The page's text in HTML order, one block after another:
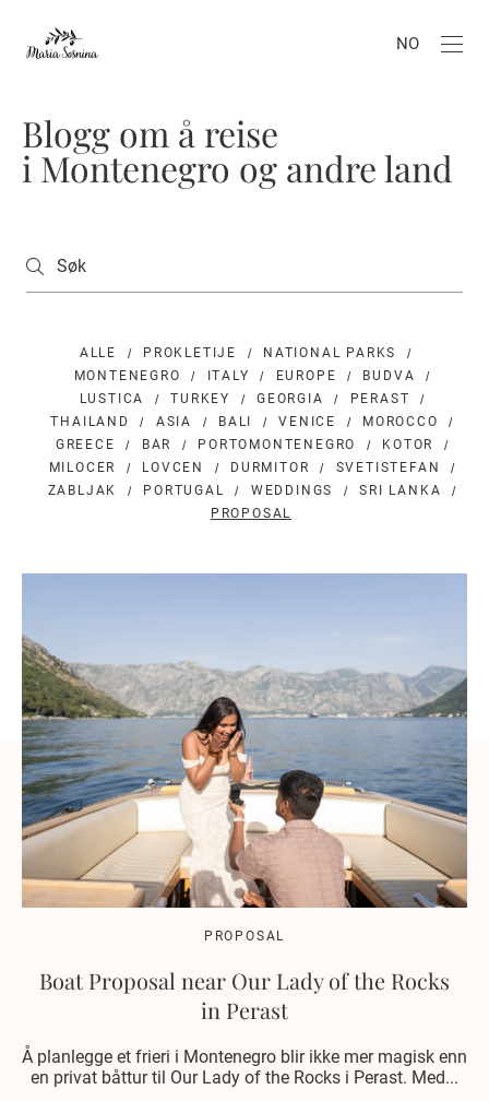
NO
Blogg om å reise
i Montenegro og andre land
ALLE PROKLETIJE
NATIONAL PARKS
MONTENEGRO
ITALY EUROPE
BUDVA
LUSTICA
TURKEY GEORGIA
PERAST
THAILAND
ASIA BALI VENICE
MOROCCO
GREECE
BAR PORTOMONTENEGRO
KOTOR
MILOCER
LOVCEN DURMITOR
SVETISTEFAN
ZABLJAK
PORTUGAL WEDDINGS
SRI LANKA
PROPOSAL
PROPOSAL
Boat Proposal near Our Lady of the Rocks
in Perast
Å planlegge et frieri i Montenegro blir ikke mer magisk enn
en privat båttur til Our Lady of the Rocks i Perast. Med...